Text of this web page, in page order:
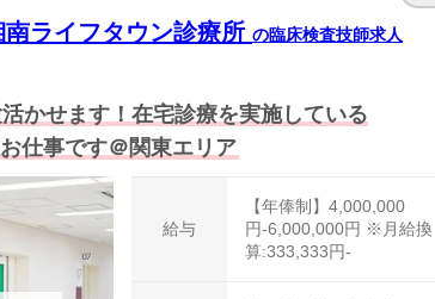
ライフタウン診療所 の臨床検査技師求人
かせます！在宅診療を実施している
仕事です＠関東エリア
給与
【年俸制】4,000,000
円-6,000,000円 ※月給換
算:333,333円-